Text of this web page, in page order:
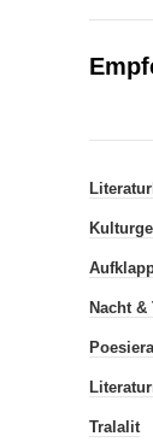
Nacht &
Tralalit